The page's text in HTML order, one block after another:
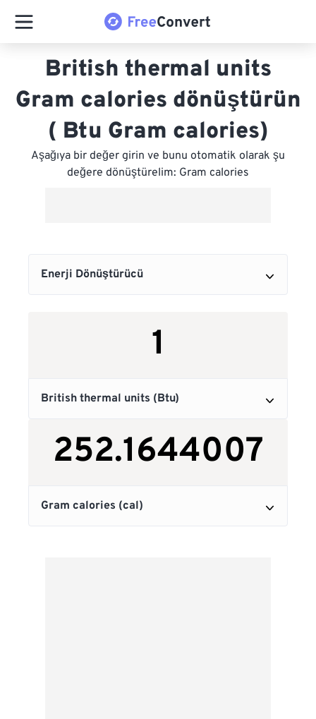
British thermal units
Gram calories dönüştürün
( Btu Gram calories)
Aşağıya bir değer girin ve bunu otomatik olarak şu
değere dönüştürelim: Gram calories